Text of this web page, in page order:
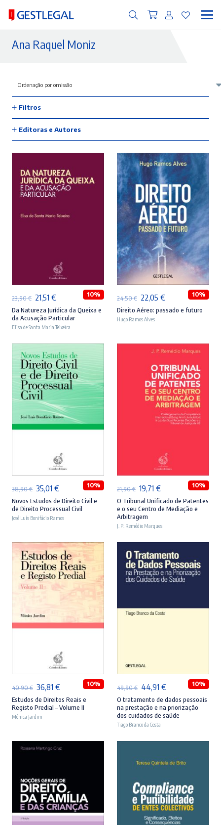
Ana Raquel Moniz
Filtros
Editoras e Autores
ADICIONAR
23,90€ O
preço
original
23,90 €.
21,51 €O
preço
atual
21,51 €.
10%
Da Natureza Jurídica da Queixa e
da Acusação Particular
Elisa de Santa Maria Teixeira
ADICIONAR
24,50€ O
preço
original
24,50 €.
22,05 €O
preço
22,05 €.
10%
Direito Aéreo: passado e futuro
Hugo Ramos Alves
ADICIONAR
38,90€ O
preço
original
38,90 €.
35,01 €O
preço
atual
35,01 €.
10%
Novos Estudos de Direito Civil e
de Direito Processual Civil
José Luís Bonifácio Ramos
ADICIONAR
21,90€ O
preço
original
era:
21,90 €.
19,71 €O
preço
atual
é:
19,71 €.
10%
O Tribunal Unificado de Patentes
e o seu Centro de Mediação e
Arbitragem
J. P. Remédio Marques
ADICIONAR
40,90€ O
preço
original
40,90 €.
36,81 €O
preço
atual
36,81 €.
10%
Estudos de Direitos Reais e
Registo Predial – Volume II
Mónica Jardim
49,90€ O
preço
original
era:
49,90 €.
44,91 €O
preço
atual
44,91 €.
10%
O tratamento de dados pessoais
na prestação e na priorização
dos cuidados de saúde
Tiago Branco da Costa